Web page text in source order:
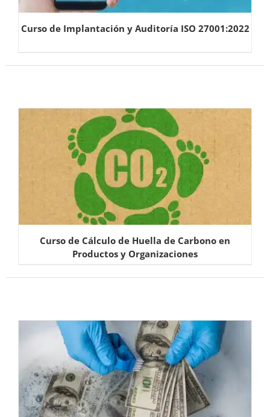
Curso de Implantación y Auditoría ISO 27001:2022
Curso de Cálculo de Huella de Carbono en
Productos y Organizaciones